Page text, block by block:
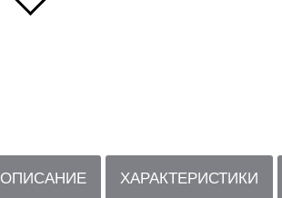
ОПИСАНИЕ ХАРАКТЕРИСТИКИ